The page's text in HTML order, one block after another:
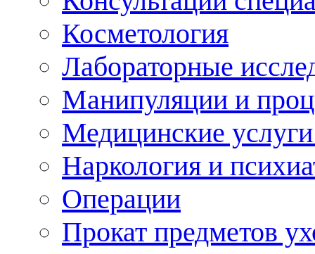
Косметология
Лабораторные
Манипуляции и
Медицинские
Наркология и
Операции
Прокат предметов